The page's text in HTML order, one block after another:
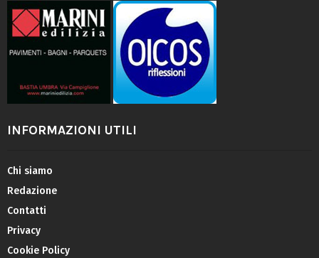
INFORMAZIONI UTILI
Chi siamo
Redazione
Contatti
Privacy
Cookie Policy